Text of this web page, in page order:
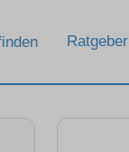
Ratgeber